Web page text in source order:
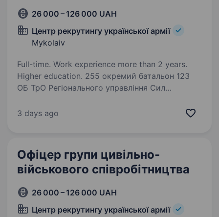
26 000 – 126 000 UAH
Центр рекрутингу української армії
Mykolaiv
Full-time. Work experience more than 2 years.
Higher education. 255 окремий батальон 123
ОБ ТрО Регіонального управління Сил
територіальної оборони є одним із найбільш
3 days ago
Офіцер групи цивільно-
військового співробітництва
26 000 – 126 000 UAH
Центр рекрутингу української армії